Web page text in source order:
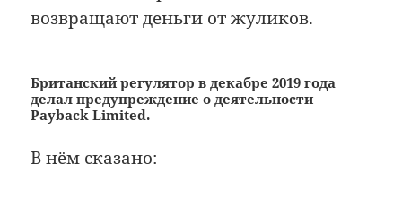
возвращают деньги от жуликов.
Британский регулятор в декабре 2019 года
делалпредупреждение о деятельности
Payback Limited.
В нём сказано: